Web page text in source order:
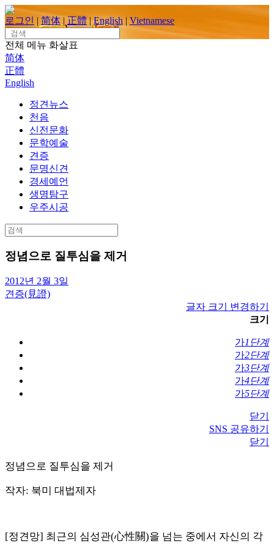
Skip
to
content
로그인 | 简体 | 正體 | English | Vietnamese
Search
for:
전체 메뉴 화살표
简体
正體
English
정견뉴스
천음
신전문화
문학예술
견증
문명신견
경세예언
생명탐구
우주시공
Search
for:
정념으로 질투심을 제거
2012년 2월 3일
견증(見證)
글자 크기 변경하기
크기
가1단계
가2단계
가3단계
가4단계
가5단계
닫기
SNS 공유하기
닫기
정념으로 질투심을 제거
작자: 북미 대법제자
[정견망] 최근의 심성관(心性關)을 넘는 중에서 자신의 각